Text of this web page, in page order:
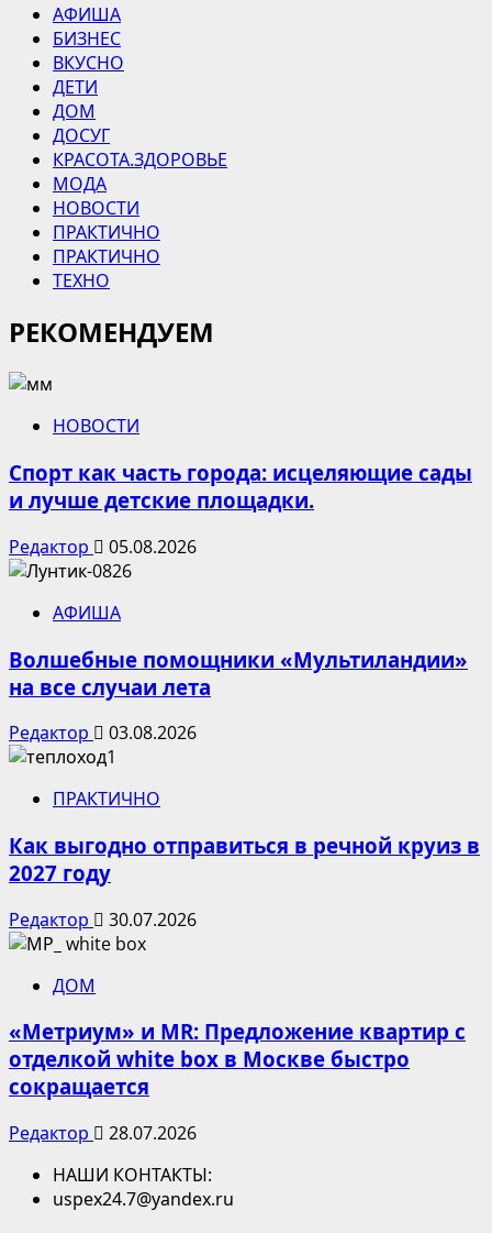
АФИША
БИЗНЕС
ВКУСНО
ДЕТИ
ДОМ
ДОСУГ
КРАСОТА.ЗДОРОВЬЕ
МОДА
НОВОСТИ
ПРАКТИЧНО
ПРАКТИЧНО
ТЕХНО
РЕКОМЕНДУЕМ
НОВОСТИ
Спорт как часть города: исцеляющие сады
и лучше детские площадки.
Редактор 05.08.2026
АФИША
Волшебные помощники «Мультиландии»
на все случаи лета
Редактор 03.08.2026
ПРАКТИЧНО
Как выгодно отправиться в речной круиз в
2027 году
Редактор 30.07.2026
ДОМ
«Метриум» и MR: Предложение квартир с
отделкой white box в Москве быстро
сокращается
Редактор
28.07.2026
НАШИ КОНТАКТЫ:
uspex24.7@yandex.ru